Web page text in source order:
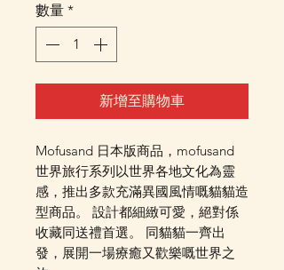
數量 *
新增至購物車
Mofusand 日本版商品，mofusand
世界旅行系列以世界各地文化為靈
感，推出多款充滿異國風情嘅貓貓造
型商品。 設計都細緻可愛，絕對係
收藏同送禮首選。 同貓貓一齊出
發，展開一場療癒又歡樂嘅世界之